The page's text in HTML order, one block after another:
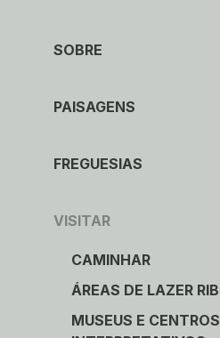
Caminhar
Interpretativos
Áreas de lazer
Património
Onde comer
SOBRE
PAISAGENS
FREGUESIAS
VISITAR
CAMINHAR
ÁREAS DE LAZER
MUSEUS E CENTROS